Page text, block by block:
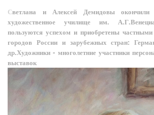
Светлана и Алексей Демидовы окончили
художественное училище им.
пользуются успехом и приобретены
городов России и зарубежных стран:
др.Художники - многолетние участники
выставок